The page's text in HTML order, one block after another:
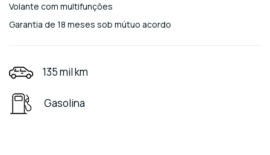
Volante com multifunções
Garantia de 18 meses sob mútuo acordo
135 mil km
Gasolina